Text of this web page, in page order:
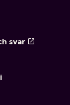
svar